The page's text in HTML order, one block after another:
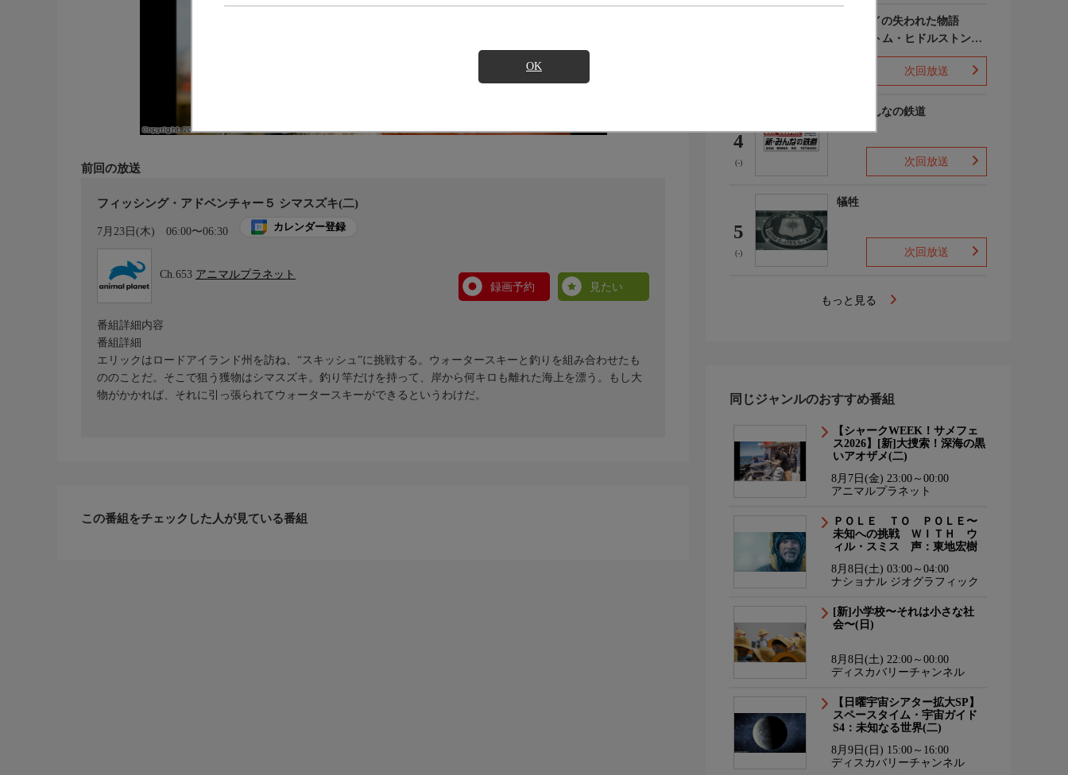
OK
前回の放送
フィッシング・アドベンチャー５ シマスズキ(二)
7月23日(木) 06:00〜06:30 カレンダー登録
Ch.653 アニマルプラネット
録画予約
見たい
番組詳細内容
番組詳細
エリックはロードアイランド州を訪ね、“スキッシュ”に挑戦する。ウォータースキーと釣りを組み合わせたも
ののことだ。そこで狙う獲物はシマスズキ。釣り竿だけを持って、岸から何キロも離れた海上を漂う。もし大
物がかかれば、それに引っ張られてウォータースキーができるというわけだ。
この番組をチェックした人が見ている番組
ポンペイの失われた物語
WITH トム・ヒドルストン
声:平川大輔
次回放送
4
(-)
新・みんなの鉄道
次回放送
5
(-)
犠牲
次回放送
もっと見る
同じジャンルのおすすめ番組
【シャークWEEK！サメフェ
ス2026】[新]大捜索！深海の黒
いアオザメ(二)
8月7日(金) 23:00～00:00
アニマルプラネット
ＰＯＬＥ ＴＯ ＰＯＬＥ〜
未知への挑戦 ＷＩＴＨ ウ
ィル・スミス 声：東地宏樹
8月8日(土) 03:00～04:00
ナショナル ジオグラフィック
[新]小学校〜それは小さな社
会〜(日)
8月8日(土) 22:00～00:00
ディスカバリーチャンネル
【日曜宇宙シアター拡大SP】
スペースタイム・宇宙ガイド
S4：未知なる世界(二)
8月9日(日) 15:00～16:00
ディスカバリーチャンネル